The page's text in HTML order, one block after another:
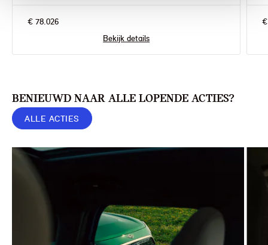
€ 78.026
Bekijk details
BENIEUWD NAAR ALLE LOPENDE ACTIES?
ALLE ACTIES